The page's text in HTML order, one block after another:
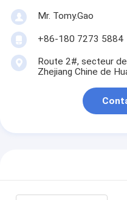
Mr. Tomy.Gao
+86-180 7273 5884
Route 2#, secteur de
Zhejiang Chine de